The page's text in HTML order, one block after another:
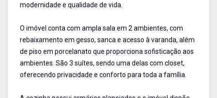
modernidade e qualidade de vida.
O imóvel conta com ampla sala em 2 ambientes, com
rebaixamento em gesso, sanca e acesso à varanda, além
de piso em porcelanato que proporciona sofisticação aos
ambientes. São 3 suítes, sendo uma delas com closet,
oferecendo privacidade e conforto para toda a família.